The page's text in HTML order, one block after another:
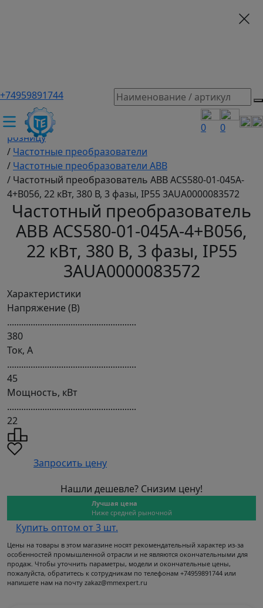
+74959891744
0 0
ТЕХЭКСПЕРТ российский производитель частотные
преобразователи, насосы, и вентиляция
/Промышленное оборудование купить оптом и в
розницу
/ Частотные преобразователи
/ Частотные преобразователи ABB
/ Частотный преобразователь ABB ACS580-01-045A-
4+B056, 22 кВт, 380 В, 3 фазы, IP55 3AUA0000083572
Частотный преобразователь
ABB ACS580-01-045A-4+B056,
22 кВт, 380 В, 3 фазы, IP55
3AUA0000083572
Характеристики
Мощность, кВт
.......................................................
22
Напряжение (В)
.......................................................
380
Ток, А
.......................................................
45
Запросить цену
Нашли дешевле? Снизим цену!
Лучшая цена
Ниже средней рыночной
Купить оптом от 3 шт.
Цены на товары в этом магазине носят рекомендательный характер из-за
особенностей промышленной отрасли и не являются окончательными для
продаж. Чтобы уточнить параметры, модели и окончательные цены,
пожалуйста, обратитесь к сотрудникам по телефонам +74959891744 или
напишете нам на почту zakaz@mmexpert.ru